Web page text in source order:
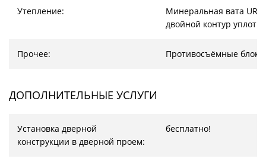
Утепление:
Минеральная вата
двойной контур
Прочее: Противосъёмные
ДОПОЛНИТЕЛЬНЫЕ УСЛУГИ
Установка дверной
конструкции в дверной проем:
бесплатно!